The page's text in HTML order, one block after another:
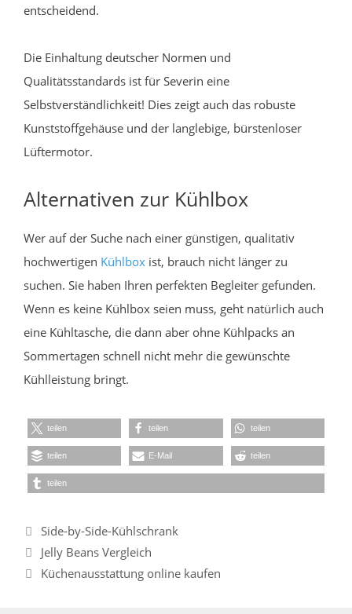
entscheidend.
Die Einhaltung deutscher Normen und
Qualitätsstandards ist für Severin eine
Selbstverständlichkeit! Dies zeigt auch das robuste
Kunststoffgehäuse und der langlebige, bürstenloser
Lüftermotor.
Alternativen zur Kühlbox
Wer auf der Suche nach einer günstigen, qualitativ
hochwertigen Kühlbox ist, brauch nicht länger zu
suchen. Sie haben Ihren perfekten Begleiter gefunden.
Wenn es keine Kühlbox seien muss, geht natürlich auch
eine Kühltasche, die dann aber ohne Kühlpacks an
Sommertagen schnell nicht mehr die gewünschte
Kühlleistung bringt.
teilen teilen teilen
teilen E-Mail teilen
teilen
Kategorien
Side-by-Side-Kühlschrank
Jelly Beans Vergleich
Küchenausstattung online kaufen